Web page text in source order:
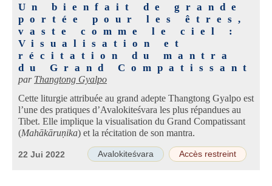
Un bienfait de grande
portée pour les êtres,
vaste comme le ciel :
Visualisation et
récitation du mantra
du Grand Compatissant
par Thangtong Gyalpo
Cette liturgie attribuée au grand adepte Thangtong Gyalpo est
l’une des pratiques d’Avalokiteśvara les plus répandues au
Tibet. Elle implique la visualisation du Grand Compatissant
(Mahākāruṇika) et la récitation de son mantra.
Avalokiteśvara Accès restreint
22 Jui 2022